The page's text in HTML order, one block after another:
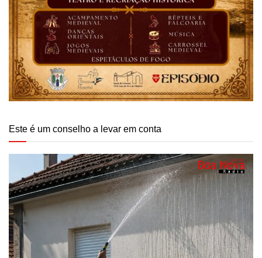
Este é um conselho a levar em conta